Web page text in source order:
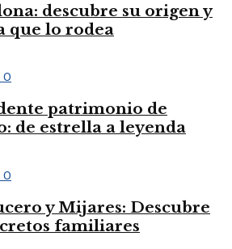
descubre su origen y
que lo rodea
0
patrimonio de
de estrella a leyenda
0
y Mijares: Descubre
familiares